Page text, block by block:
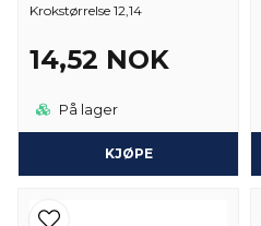
Krokstørrelse 12,14
14,52 NOK
På lager
KJØPE